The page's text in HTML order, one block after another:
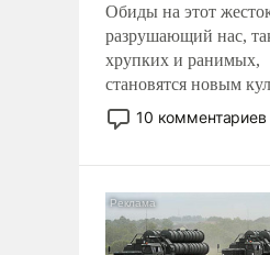
Обиды на этот
разрушающий нас,
хрупких и ранимых,
становятся новым
постепенно вытесняя
отменяя традиционное
ударами судьбы, брать
ответственность,
10 комментариев